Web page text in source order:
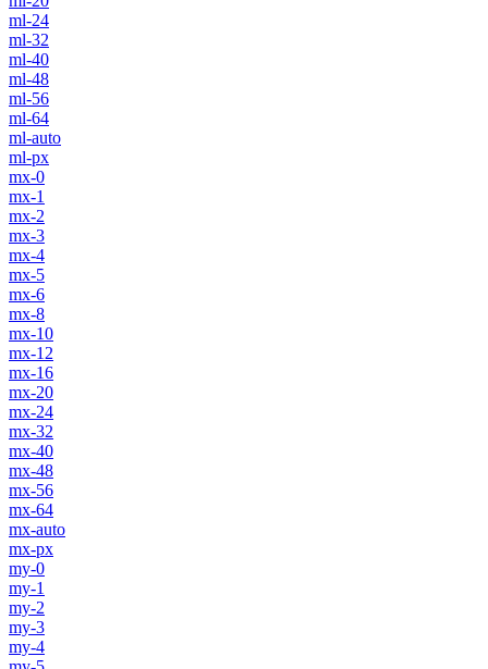
ml-24
ml-32
ml-40
ml-48
ml-56
ml-64
ml-auto
ml-px
mx-0
mx-1
mx-2
mx-3
mx-4
mx-5
mx-6
mx-8
mx-10
mx-12
mx-16
mx-20
mx-24
mx-32
mx-40
mx-48
mx-56
mx-64
mx-auto
mx-px
my-0
my-1
my-2
my-3
my-4